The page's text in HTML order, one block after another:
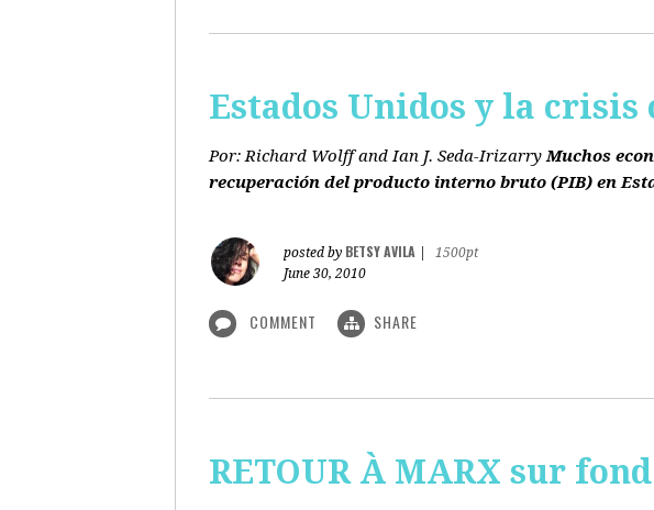
Estados Unidos y la
Por: Richard Wolff and Ian J. Seda-Irizarry Muchos
recuperación del producto interno bruto (PIB) en
posted by BETSY AVILA
1500pt
June 30, 2010
COMMENT SHARE
RETOUR À MARX sur